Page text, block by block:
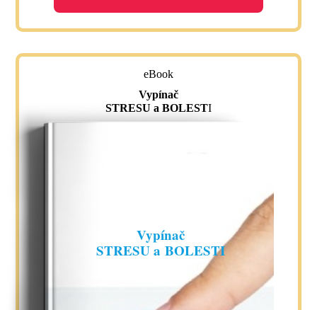
eBook
Vypínač
STRESU a BOLESTI
Vypínač
STRESU a BOLESTI